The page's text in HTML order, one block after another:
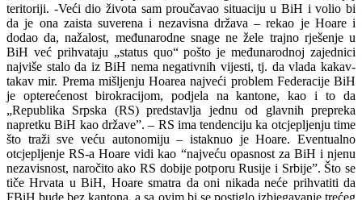
teritoriji. -Veći dio života sam proučavao situaciju u BiH i volio bi
da je ona zaista suverena i nezavisna država – rekao je Hoare i
dodao da, nažalost, međunarodne snage ne žele trajno rješenje u
BiH već prihvataju „status quo“ pošto je međunarodnoj zajednici
najviše stalo da iz BiH nema negativnih vijesti, tj. da vlada kakav-
takav mir. Prema mišljenju Hoarea najveći problem Federacije BiH
je opterećenost birokracijom, podjela na kantone, kao i to da
„Republika Srpska (RS) predstavlja jednu od glavnih prepreka
napretku BiH kao države”. – RS ima tendenciju ka otcjepljenju time
što traži sve veću autonomiju – istaknuo je Hoare. Eventualno
otcjepljenje RS-a Hoare vidi kao “najveću opasnost za BiH i njenu
nezavisnost, naročito ako RS dobije potporu Rusije i Srbije”. Što se
tiče Hrvata u BiH, Hoare smatra da oni nikada neće prihvatiti da
FBiH bude bez kantona, a sa ovim bi se postiglo izbjegavanje trećeg